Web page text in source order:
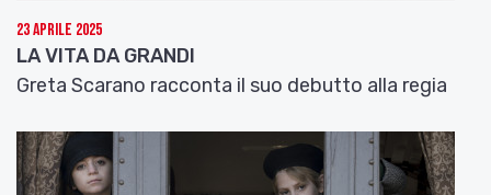
23 Aprile 2025
LA VITA DA GRANDI
Greta Scarano racconta il suo debutto alla regia